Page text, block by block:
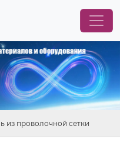
из проволочной сетки